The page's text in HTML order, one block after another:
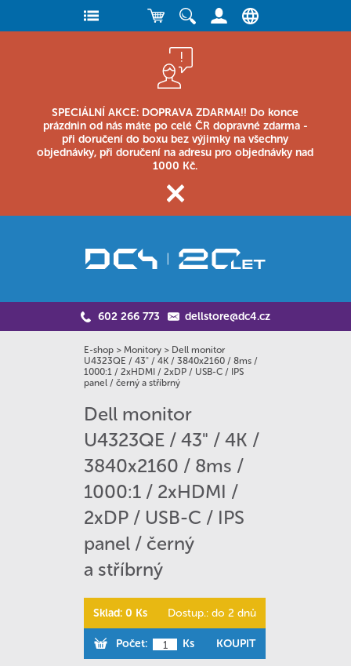
SPECIÁLNÍ AKCE: DOPRAVA ZDARMA!! Do konce
prázdnin od nás máte po celé ČR dopravné zdarma -
při doručení do boxu bez výjimky na všechny
objednávky, při doručení na adresu pro objednávky nad
1000 Kč.
602 266 773 dellstore@dc4.cz
E-shop > Monitory > Dell monitor
U4323QE / 43" / 4K / 3840x2160 / 8ms /
1000:1 / 2xHDMI / 2xDP / USB-C / IPS
panel / černý a stříbrný
Dell monitor
U4323QE / 43" / 4K /
3840x2160 / 8ms /
1000:1 / 2xHDMI /
2xDP / USB-C / IPS
panel / černý
a stříbrný
Sklad: 0 Ks Dostup.: do 2 dnů
Počet: Ks KOUPIT